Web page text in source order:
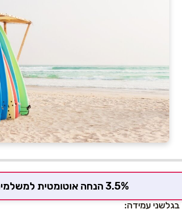
3.5% הנחה אוטומטית למשלמים בכרטיס המועדון
בגלשני עמידה: